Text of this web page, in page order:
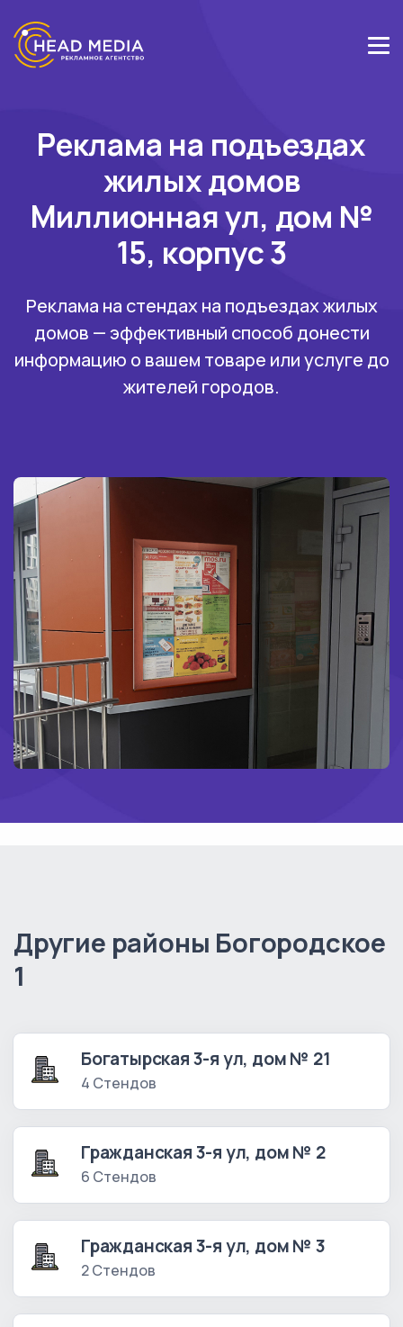
Реклама на подъездах
жилых домов
Миллионная ул, дом №
15, корпус 3
Реклама на стендах на подъездах жилых
домов — эффективный способ донести
информацию о вашем товаре или услуге до
жителей городов.
Другие районы Богородское
1
Богатырская 3-я ул, дом № 21
4 Стендов
Гражданская 3-я ул, дом № 2
6 Стендов
Гражданская 3-я ул, дом № 3
2 Стендов